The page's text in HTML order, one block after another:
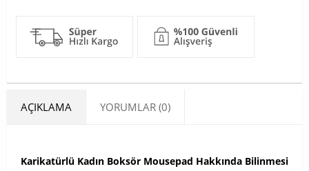
AÇIKLAMA YORUMLAR (0)
Karikatürlü Kadın Boksör Mousepad Hakkında Bilinmesi